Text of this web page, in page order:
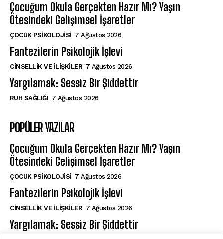
Çocuğum Okula Gerçekten Hazır Mı? Yaşın
Ötesindeki Gelişimsel İşaretler
ÇOCUK PSIKOLOJISI 7 Ağustos 2026
Fantezilerin Psikolojik İşlevi
CINSELLIK VE İLIŞKILER 7 Ağustos 2026
Yargılamak: Sessiz Bir Şiddettir
⁠RUH SAĞLIĞI 7 Ağustos 2026
POPÜLER YAZILAR
Çocuğum Okula Gerçekten Hazır Mı? Yaşın
Ötesindeki Gelişimsel İşaretler
ÇOCUK PSIKOLOJISI 7 Ağustos 2026
Fantezilerin Psikolojik İşlevi
CINSELLIK VE İLIŞKILER 7 Ağustos 2026
Yargılamak: Sessiz Bir Şiddettir